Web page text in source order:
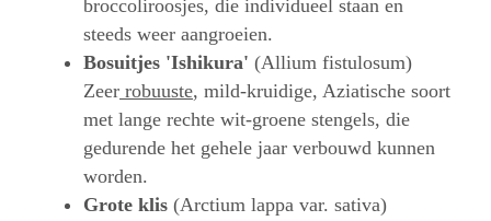
broccoliroosjes, die individueel staan en
steeds weer aangroeien.
Bosuitjes 'Ishikura' (Allium fistulosum)
Zeer robuuste, mild-kruidige, Aziatische soort
met lange rechte wit-groene stengels, die
gedurende het gehele jaar verbouwd kunnen
worden.
Grote klis (Arctium lappa var. sativa)